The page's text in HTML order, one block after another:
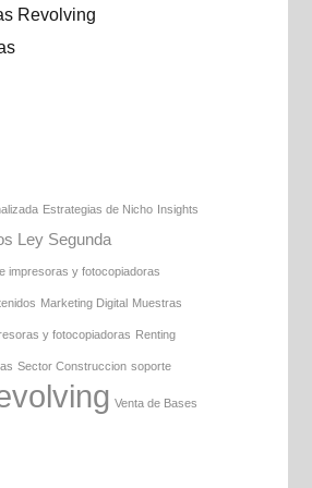
Revolving
Estrategias de Nicho Insights
Ley Segunda
impresoras y fotocopiadoras
Marketing Digital Muestras
y fotocopiadoras Renting
Sector Construccion soporte
Venta de Bases